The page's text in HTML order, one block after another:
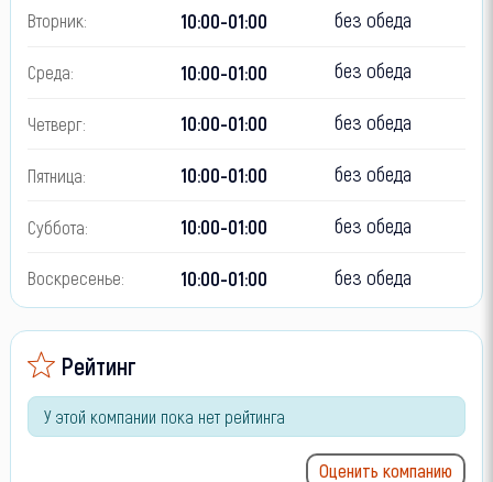
Вторник: 10:00-01:00 без обеда
Среда: 10:00-01:00 без обеда
Четверг: 10:00-01:00 без обеда
Пятница: 10:00-01:00 без обеда
Суббота: 10:00-01:00 без обеда
Воскресенье: 10:00-01:00 без обеда
Рейтинг
У этой компании пока нет рейтинга
Оценить компанию